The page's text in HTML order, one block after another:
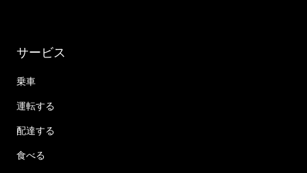
サービス
乗車
運転する
配達する
食べる